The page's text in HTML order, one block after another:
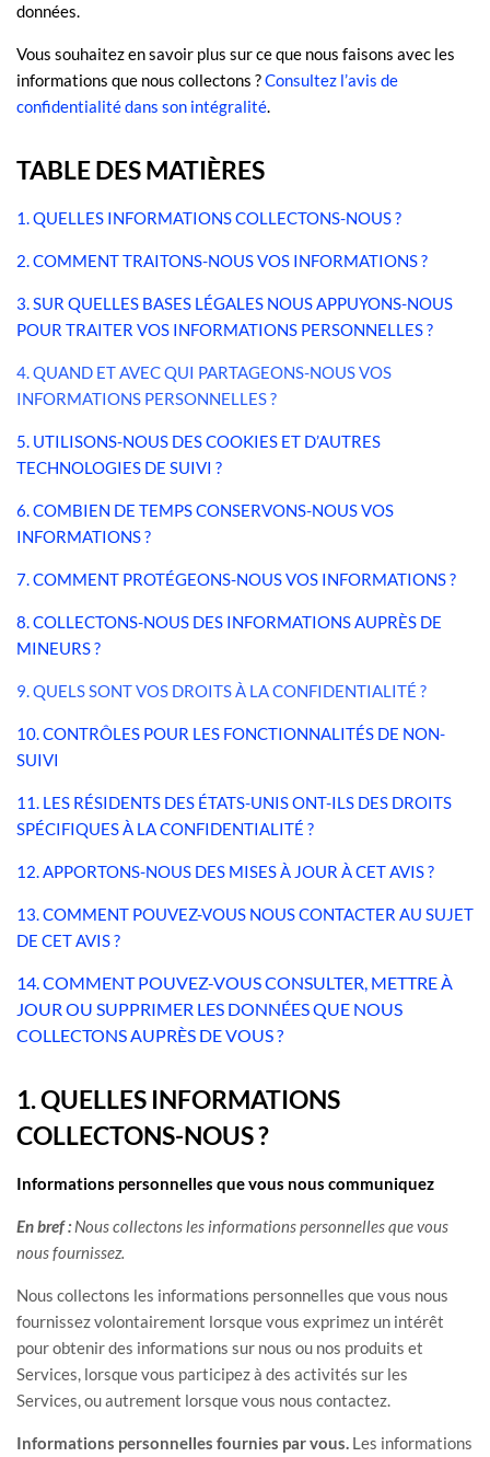
données.
Vous souhaitez en savoir plus sur ce que nous faisons avec les
informations que nous collectons ?Consultez l’avis de
confidentialité dans son intégralité.
TABLE DES MATIÈRES
1. QUELLES INFORMATIONS COLLECTONS-NOUS ?
2. COMMENT TRAITONS-NOUS VOS INFORMATIONS ?
3.SUR QUELLES BASES LÉGALES NOUS APPUYONS-NOUS
POUR TRAITER VOS INFORMATIONS PERSONNELLES ?
4. QUAND ET AVEC QUI PARTAGEONS-NOUS VOS
INFORMATIONS PERSONNELLES ?
5. UTILISONS-NOUS DES COOKIES ET D’AUTRES
TECHNOLOGIES DE SUIVI ?
6. COMBIEN DE TEMPS CONSERVONS-NOUS VOS
INFORMATIONS ?
7. COMMENT PROTÉGEONS-NOUS VOS INFORMATIONS ?
8. COLLECTONS-NOUS DES INFORMATIONS AUPRÈS DE
MINEURS ?
9. QUELS SONT VOS DROITS À LA CONFIDENTIALITÉ ?
10. CONTRÔLES POUR LES FONCTIONNALITÉS DE NON-
SUIVI
11. LES RÉSIDENTS DES ÉTATS-UNIS ONT-ILS DES DROITS
SPÉCIFIQUES À LA CONFIDENTIALITÉ ?
12. APPORTONS-NOUS DES MISES À JOUR À CET AVIS ?
13. COMMENT POUVEZ-VOUS NOUS CONTACTER AU SUJET
DE CET AVIS ?
14. COMMENT POUVEZ-VOUS CONSULTER, METTRE À
JOUR OU SUPPRIMER LES DONNÉES QUE NOUS
COLLECTONS AUPRÈS DE VOUS ?
1. QUELLES INFORMATIONS
COLLECTONS-NOUS ?
Informations personnelles que vous nous communiquez
En bref : Nous collectons les informations personnelles que vous
nous fournissez.
Nous collectons les informations personnelles que vous nous
fournissez volontairement lorsque vous exprimez un intérêt
pour obtenir des informations sur nous ou nos produits et
Services, lorsque vous participez à des activités sur les
Services, ou autrement lorsque vous nous contactez.
Informations personnelles fournies par vous. Les informations